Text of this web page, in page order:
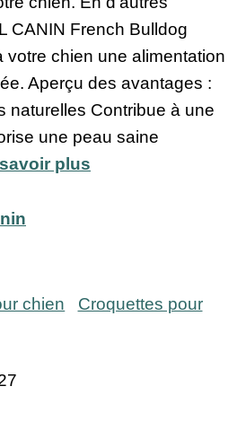
CANIN French Bulldog
votre chien une alimentation
Aperçu des avantages :
naturelles Contribue à une
une peau saine
plus
chien
Croquettes pour